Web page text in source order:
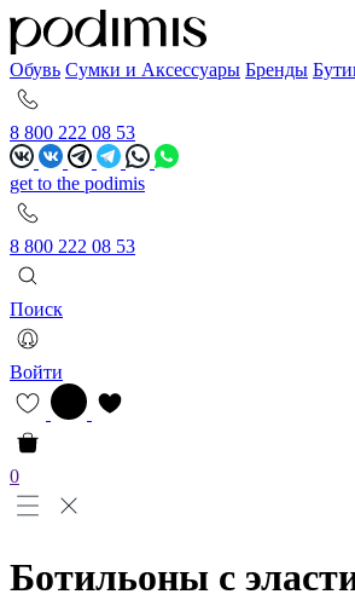
Обувь Сумки и Аксессуары Бренды
8 800 222 08 53
get to the podimis
8 800 222 08 53
Поиск
Войти
0
Ботильоны с